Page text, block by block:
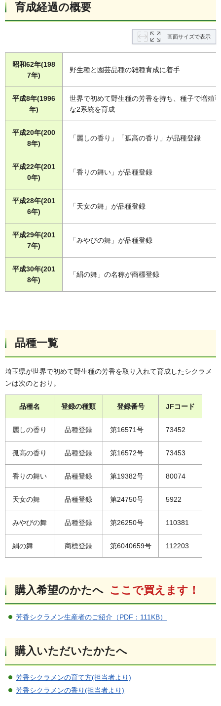
育成経過の概要
画面サイズで表示
昭和62年(198
7年)
野生種と園芸品種の雑種育成に着手
平成8年(1996
年)
世界で初めて野生種の芳香を持ち、種子で増殖
な2系統を育成
平成20年(200
8年)
「麗しの香り」「孤高の香り」が品種登録
平成22年(201
0年)
「香りの舞い」が品種登録
平成28年(201
6年)
「天女の舞」が品種登録
平成29年(201
7年)
「みやびの舞」が品種登録
平成30年(201
8年)
「絹の舞」の名称が商標登録
品種一覧
埼玉県が世界で初めて野生種の芳香を取り入れて育成したシクラメ
ンは次のとおり。
品種名 登録の種類 登録番号 JFコード
麗しの香り 品種登録 第16571号 73452
孤高の香り 品種登録 第16572号 73453
香りの舞い 品種登録 第19382号 80074
天女の舞 品種登録 第24750号 5922
みやびの舞 品種登録 第26250号 110381
絹の舞 商標登録 第6040659号 112203
購入希望のかたへ ここで買えます！
芳香シクラメン生産者のご紹介（PDF：111KB）
購入いただいたかたへ
芳香シクラメンの育て方(担当者より)
芳香シクラメンの香り(担当者より)